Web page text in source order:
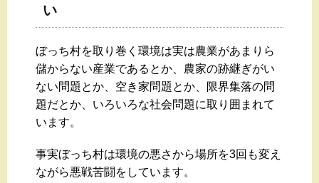
い
ぼっち村を取り巻く環境は実は農業があまりら
儲からない産業であるとか、農家の跡継ぎがい
ない問題とか、空き家問題とか、限界集落の問
題だとか、いろいろな社会問題に取り囲まれて
います。
事実ぼっち村は環境の悪さから場所を3回も変え
ながら悪戦苦闘をしています。